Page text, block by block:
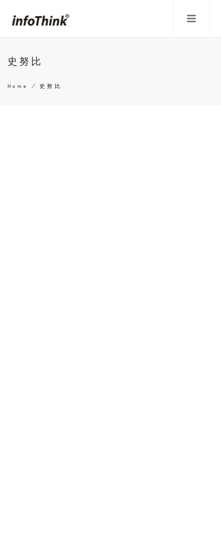
main
史努比
Home / 史努比